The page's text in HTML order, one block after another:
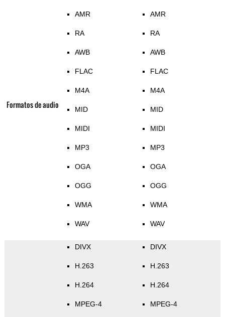
Formatos de audio
AMR
RA
AWB
FLAC
M4A
MID
MIDI
MP3
OGA
OGG
WMA
WAV
AMR
RA
AWB
FLAC
M4A
MID
MIDI
MP3
OGA
OGG
WMA
WAV
DIVX
H.263
H.264
MPEG-4
DIVX
H.263
H.264
MPEG-4